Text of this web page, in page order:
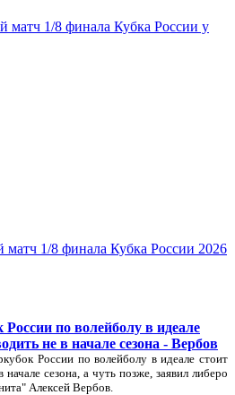
матч 1/8 финала Кубка России у
матч 1/8 финала Кубка России 2026
России по волейболу в идеале
не в начале сезона - Вербов
России по волейболу в идеале стоит
начале сезона, а чуть позже, заявил либеро
Алексей Вербов.